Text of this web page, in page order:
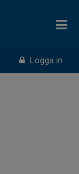
Logga in